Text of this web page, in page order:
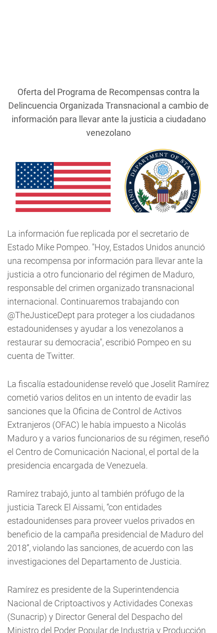
Oferta del Programa de Recompensas contra la
Delincuencia Organizada Transnacional a cambio de
información para llevar ante la justicia a ciudadano
venezolano
La información fue replicada por el secretario de
Estado Mike Pompeo. "Hoy, Estados Unidos anunció
una recompensa por información para llevar ante la
justicia a otro funcionario del régimen de Maduro,
responsable del crimen organizado transnacional
internacional. Continuaremos trabajando con
@TheJusticeDept para proteger a los ciudadanos
estadounidenses y ayudar a los venezolanos a
restaurar su democracia", escribió Pompeo en su
cuenta de Twitter.
La fiscalía estadounidense reveló que Joselit Ramírez
cometió varios delitos en un intento de evadir las
sanciones que la Oficina de Control de Activos
Extranjeros (OFAC) le había impuesto a Nicolás
Maduro y a varios funcionarios de su régimen, reseñó
el Centro de Comunicación Nacional, el portal de la
presidencia encargada de Venezuela.
Ramírez trabajó, junto al también prófugo de la
justicia Tareck El Aissami, “con entidades
estadounidenses para proveer vuelos privados en
beneficio de la campaña presidencial de Maduro del
2018”, violando las sanciones, de acuerdo con las
investigaciones del Departamento de Justicia.
Ramírez es presidente de la Superintendencia
Nacional de Criptoactivos y Actividades Conexas
(Sunacrip) y Director General del Despacho del
Ministro del Poder Popular de Industria y Producción